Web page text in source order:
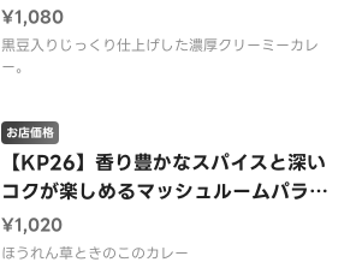
¥1,080
黒豆入りじっくり仕上げした濃厚クリーミーカレ
ー。
【KP26】香り豊かなスパイスと深い
コクが楽しめるマッシュルームパラク
カレー／Mushroom Palak
お店価格
¥1,020
ほうれん草ときのこのカレー